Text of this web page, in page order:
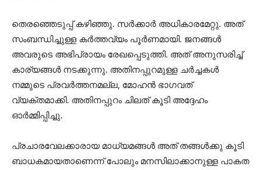
തെരഞ്ഞെടുപ്പ് കഴിഞ്ഞു. സര്‍ക്കാര്‍ അധികാരമേറ്റു. അത്
സംബന്ധിച്ചുള്ള കര്‍ത്തവ്യം പൂര്‍ണമായി. ജനങ്ങള്‍
അവരുടെ അഭിപ്രായം രേഖപ്പെടുത്തി. അത് അനുസരിച്ച്
കാര്യങ്ങള്‍ നടക്കുന്നു. അതിനപ്പുറമുള്ള ചര്‍ച്ചകള്‍
നമ്മുടെ പ്രവര്‍ത്തനമല്ല, മോഹന്‍ ഭാഗവത്
വ്യക്തമാക്കി. അതിനപ്പുറം ചിലത് കൂടി അദ്ദേഹം
ഓര്‍മ്മിപ്പിച്ചു.
പ്രചാരവേലക്കാരായ മാധ്യമങ്ങള്‍ അത് തങ്ങള്‍ക്കു കൂടി
ബാധകമായതാണെന്ന് പോലും മനസിലാക്കാനുള്ള പാകത